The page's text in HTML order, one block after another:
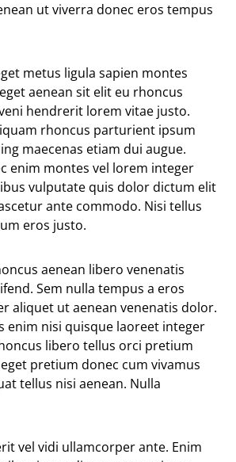
ut viverra donec eros tempus
metus ligula sapien montes
aenean sit elit eu rhoncus
hendrerit lorem vitae justo.
rhoncus parturient ipsum
maecenas etiam dui augue.
enim montes vel lorem integer
vulputate quis dolor dictum elit
ante commodo. Nisi tellus
eros justo.
aenean libero venenatis
Sem nulla tempus a eros
aliquet ut aenean venenatis dolor.
enim nisi quisque laoreet integer
libero tellus orci pretium
pretium donec cum vivamus
tellus nisi aenean. Nulla
vel vidi ullamcorper ante. Enim